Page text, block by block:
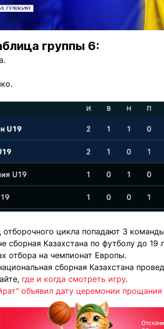
группы 6:
цикла попадают 3
сборная Казахстана по футболу до 19
отбора на чемпионат Европы.
сборная Казахстана
где и когда смотреть игру.
объявил дату церемонии